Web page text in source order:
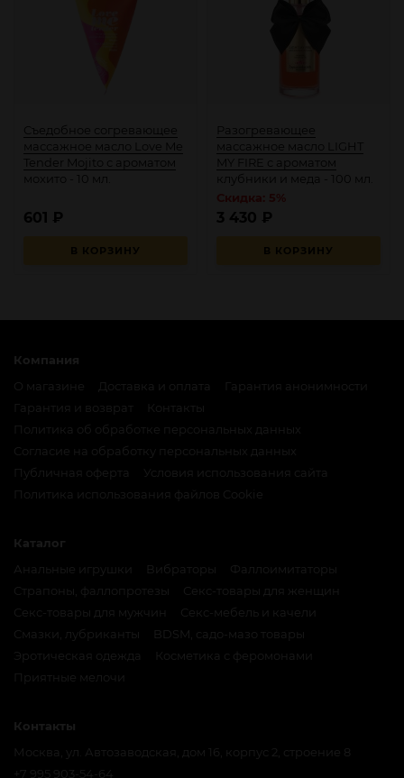
Съедобное согревающее
массажное масло Love Me
Tender Mojito с ароматом
мохито - 10 мл.
В КОРЗИНУ
601 ₽
массажное масло LIGHT
MY FIRE с ароматом
клубники и меда - 100 мл.
В КОРЗИНУ
3 430 ₽
Компания
О магазине
Доставка и оплата
Гарантия анонимности
Политика об обработке персональных данных
Согласие на обработку персональных данных
Публичная оферта
Условия использования сайта
Политика использования файлов Cookie
Каталог
Анальные игрушки
Вибраторы
Фаллоимитаторы
Страпоны, фаллопротезы
Секс-товары для женщин
Секс-товары для мужчин
Секс-мебель и качели
Смазки, лубриканты
BDSM, садо-мазо товары
Эротическая одежда
Косметика с феромонами
Приятные мелочи
Контакты
Москва, ул. Автозаводская, дом 16, корпус 2, строение 8
+7 995 903-54-64